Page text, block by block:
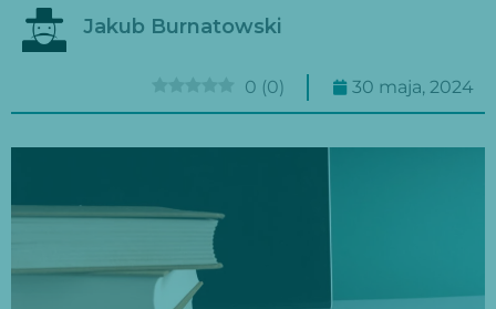
Jakub Burnatowski
0 (0) 30 maja, 2024